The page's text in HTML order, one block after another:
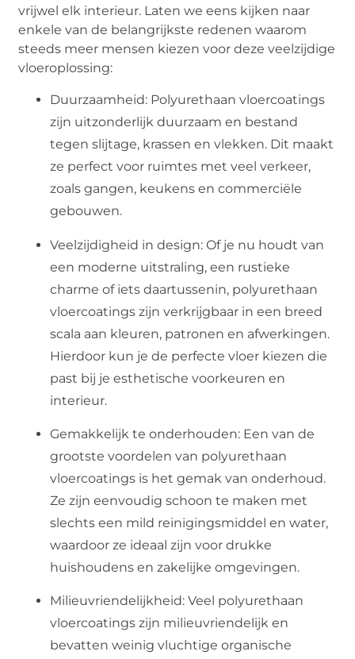
vrijwel elk interieur. Laten we eens kijken naar
enkele van de belangrijkste redenen waarom
steeds meer mensen kiezen voor deze veelzijdige
vloeroplossing:
Duurzaamheid: Polyurethaan vloercoatings
zijn uitzonderlijk duurzaam en bestand
tegen slijtage, krassen en vlekken. Dit maakt
ze perfect voor ruimtes met veel verkeer,
zoals gangen, keukens en commerciële
gebouwen.
Veelzijdigheid in design: Of je nu houdt van
een moderne uitstraling, een rustieke
charme of iets daartussenin, polyurethaan
vloercoatings zijn verkrijgbaar in een breed
scala aan kleuren, patronen en afwerkingen.
Hierdoor kun je de perfecte vloer kiezen die
past bij je esthetische voorkeuren en
interieur.
Gemakkelijk te onderhouden: Een van de
grootste voordelen van polyurethaan
vloercoatings is het gemak van onderhoud.
Ze zijn eenvoudig schoon te maken met
slechts een mild reinigingsmiddel en water,
waardoor ze ideaal zijn voor drukke
huishoudens en zakelijke omgevingen.
Milieuvriendelijkheid: Veel polyurethaan
vloercoatings zijn milieuvriendelijk en
bevatten weinig vluchtige organische